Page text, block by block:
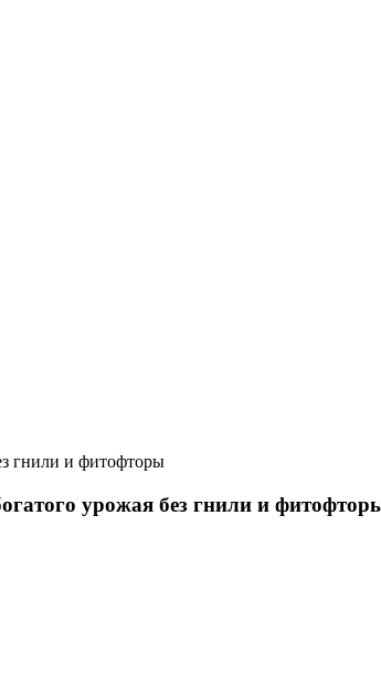
гнили и фитофторы
урожая без гнили и